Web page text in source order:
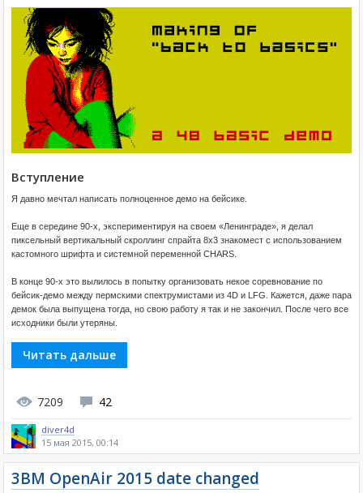
Вступление
Я давно мечтал написать полноценное демо на бейсике.
Еще в середине 90-х, экспериментируя на своем «Ленинграде», я делал
пиксельный вертикальный скроллинг спрайта 8х3 знакомест с использованием
кастомного шрифта и системной переменной CHARS.
В конце 90-х это вылилось в попытку организовать некое соревнование по
бейсик-демо между пермскими спектрумистами из 4D и LFG. Кажется, даже пара
демок была выпущена тогда, но свою работу я так и не закончил. После чего все
исходники были утеряны.
Читать дальше
7209 42
diver4d
15 мая 2015, 00:14
3BM OpenAir 2015 date changed